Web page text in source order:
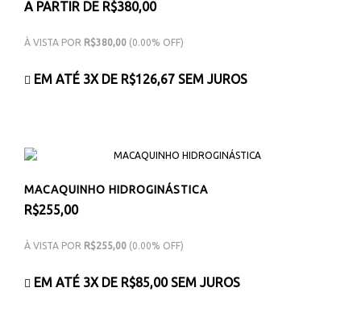
A PARTIR DE R$380,00
À VISTA POR R$380,00 (0.00% OFF)
EM ATÉ 3X DE R$126,67 SEM JUROS
MACAQUINHO HIDROGINÁSTICA
R$255,00
À VISTA POR R$255,00 (0.00% OFF)
EM ATÉ 3X DE R$85,00SEM JUROS